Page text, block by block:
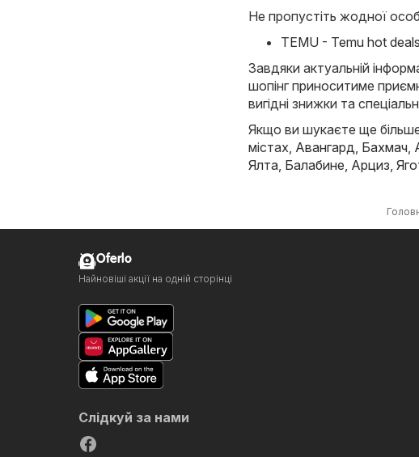
Не пропустіть жодної
TEMU - Temu hot
Завдяки актуальній
шопінг приноситиме
вигідні знижки та
Якщо ви шукаєте ще більше
містах, Авангард, Бахмач,
Ялта, Балабине, Арциз,
Oferlo
Найновіші акції на одній сторінці
Слідкуй за нами